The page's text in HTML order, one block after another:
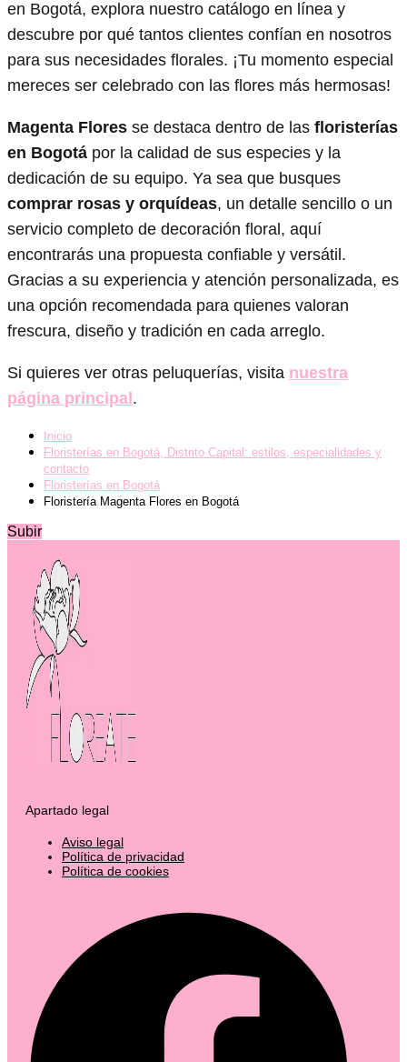
en Bogotá, explora nuestro catálogo en línea y
descubre por qué tantos clientes confían en nosotros
para sus necesidades florales. ¡Tu momento especial
mereces ser celebrado con las flores más hermosas!
Magenta Flores se destaca dentro de las floristerías
en Bogotá por la calidad de sus especies y la
dedicación de su equipo. Ya sea que busques
comprar rosas y orquídeas, un detalle sencillo o un
servicio completo de decoración floral, aquí
encontrarás una propuesta confiable y versátil.
Gracias a su experiencia y atención personalizada, es
una opción recomendada para quienes valoran
frescura, diseño y tradición en cada arreglo.
Si quieres ver otras peluquerías, visita nuestra
página principal.
Inicio
Floristerías en Bogotá, Distrito Capital: estilos, especialidades y
contacto
Floristerías en Bogotá
Floristería Magenta Flores en Bogotá
Subir
Apartado legal
Aviso legal
Política de privacidad
Política de cookies